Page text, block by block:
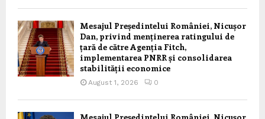
Mesajul Președintelui României, Nicușor
Dan, privind menținerea ratingului de
țară de către Agenția Fitch,
implementarea PNRR și consolidarea
stabilității economice
August 1, 2026 0